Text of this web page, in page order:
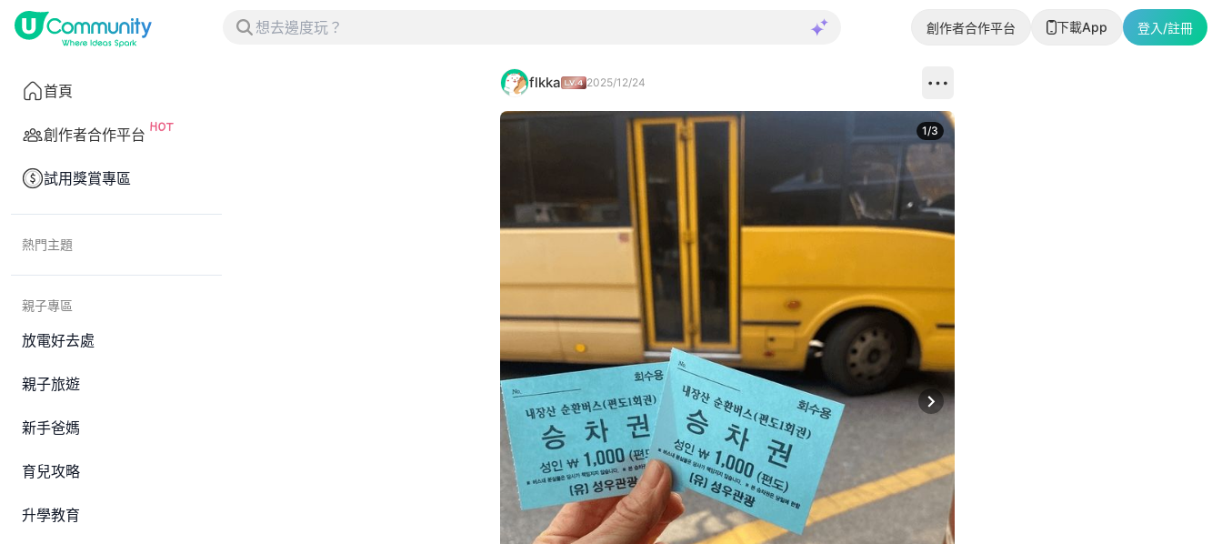
創作者合作平台 下載App 登入/註冊
首頁
創作者合作平台
試用獎賞專區
熱門主題
親子專區
放電好去處
親子旅遊
新手爸媽
育兒攻略
升學教育
flkka 2025/12/24
Next slide
1/3